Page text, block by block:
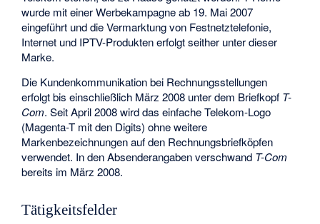
wurde mit einer Werbekampagne ab 19. Mai 2007
eingeführt und die Vermarktung von Festnetztelefonie,
Internet und IPTV-Produkten erfolgt seither unter dieser
Marke.
Die Kundenkommunikation bei Rechnungsstellungen
erfolgt bis einschließlich März 2008 unter dem Briefkopf T-
Com. Seit April 2008 wird das einfache Telekom-Logo
(Magenta-T mit den Digits) ohne weitere
Markenbezeichnungen auf den Rechnungsbriefköpfen
verwendet. In den Absenderangaben verschwand T-Com
bereits im März 2008.
Tätigkeitsfelder